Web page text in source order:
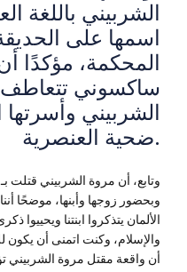
الشربيني باللغة
اسمها على
المحكمة، مؤكدًا
ساكسوني
الشربيني
ضحية العنصرية.
وبحضور زوجها وأبنها، موضحًا
الألمان يتذكروا ابنتنا ويحييوا
والإسلام، وكنت اتمنى أن
أن واقعة مقتل مروة الشربيني